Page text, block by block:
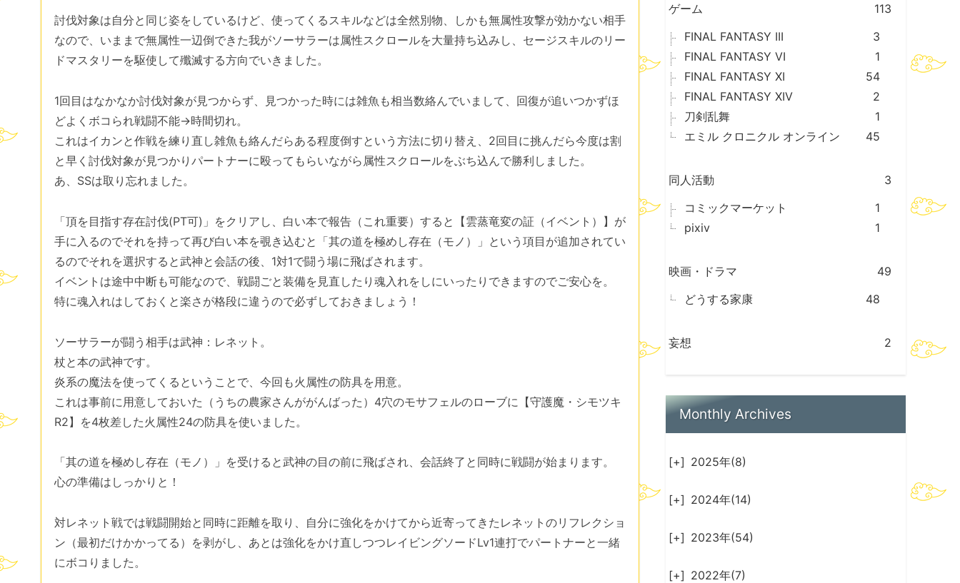
討伐対象は自分と同じ姿をしているけど、使ってくるスキルなどは全然別物、しかも無属性攻撃が効かない相手
なので、いままで無属性一辺倒できた我がソーサラーは属性スクロールを大量持ち込みし、セージスキルのリー
ドマスタリーを駆使して殲滅する方向でいきました。
1回目はなかなか討伐対象が見つからず、見つかった時には雑魚も相当数絡んでいまして、回復が追いつかずほ
どよくボコられ戦闘不能→時間切れ。
これはイカンと作戦を練り直し雑魚も絡んだらある程度倒すという方法に切り替え、2回目に挑んだら今度は割
と早く討伐対象が見つかりパートナーに殴ってもらいながら属性スクロールをぶち込んで勝利しました。
あ、SSは取り忘れました。
「頂を目指す存在討伐(PT可)」をクリアし、白い本で報告（これ重要）すると【雲蒸竜変の証（イベント）】が
手に入るのでそれを持って再び白い本を覗き込むと「其の道を極めし存在（モノ）」という項目が追加されてい
るのでそれを選択すると武神と会話の後、1対1で闘う場に飛ばされます。
イベントは途中中断も可能なので、戦闘ごと装備を見直したり魂入れをしにいったりできますのでご安心を。
特に魂入れはしておくと楽さが格段に違うので必ずしておきましょう！
ソーサラーが闘う相手は武神：レネット。
杖と本の武神です。
炎系の魔法を使ってくるということで、今回も火属性の防具を用意。
これは事前に用意しておいた（うちの農家さんががんばった）4穴のモサフェルのローブに【守護魔・シモツキ
R2】を4枚差した火属性24の防具を使いました。
「其の道を極めし存在（モノ）」を受けると武神の目の前に飛ばされ、会話終了と同時に戦闘が始まります。
心の準備はしっかりと！
対レネット戦では戦闘開始と同時に距離を取り、自分に強化をかけてから近寄ってきたレネットのリフレクショ
ン（最初だけかかってる）を剥がし、あとは強化をかけ直しつつレイビングソードLv1連打でパートナーと一緒
にボコりました。
ゲーム
113
FINAL FANTASY III
3
FINAL FANTASY VI
1
FINAL FANTASY XI
54
FINAL FANTASY XIV
2
刀剣乱舞
1
エミル クロニクル オンライン
45
同人活動
3
コミックマーケット
1
pixiv
1
映画・ドラマ
49
どうする家康
48
妄想 2
Monthly Archives
[+] 2025年(8)
[+] 2024年(14)
[+] 2023年(54)
[+] 2022年(7)